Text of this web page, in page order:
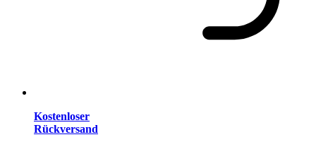
Kostenloser
Rückversand